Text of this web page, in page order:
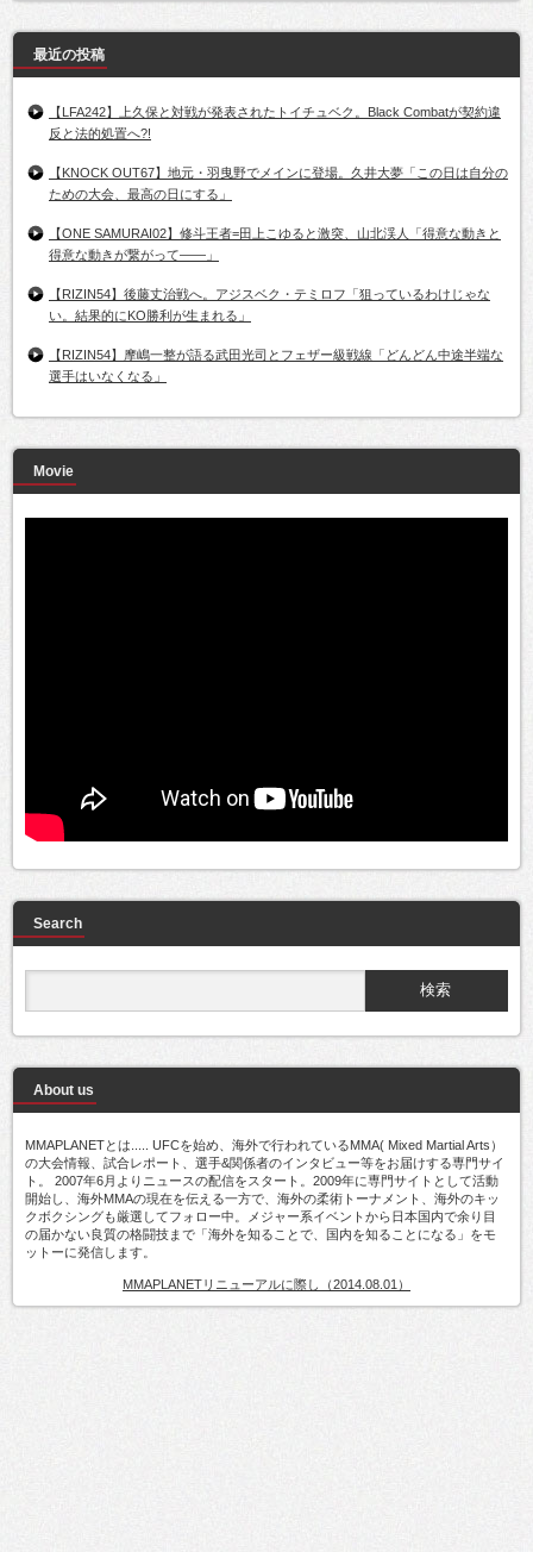
最近の投稿
【LFA242】上久保と対戦が発表されたトイチュベク。Black Combatが契約違
反と法的処置へ?!
【KNOCK OUT67】地元・羽曳野でメインに登場。久井大夢「この日は自分の
ための大会、最高の日にする」
【ONE SAMURAI02】修斗王者=田上こゆると激突、山北渓人「得意な動きと
得意な動きが繋がって――」
【RIZIN54】後藤丈治戦へ。アジスベク・テミロフ「狙っているわけじゃな
い。結果的にKO勝利が生まれる」
【RIZIN54】摩嶋一整が語る武田光司とフェザー級戦線「どんどん中途半端な
選手はいなくなる」
Movie
Search
About us
MMAPLANETとは..... UFCを始め、海外で行われているMMA( Mixed Martial Arts）
の大会情報、試合レポート、選手&関係者のインタビュー等をお届けする専門サイ
ト。 2007年6月よりニュースの配信をスタート。2009年に専門サイトとして活動
開始し、海外MMAの現在を伝える一方で、海外の柔術トーナメント、海外のキッ
クボクシングも厳選してフォロー中。メジャー系イベントから日本国内で余り目
の届かない良質の格闘技まで「海外を知ることで、国内を知ることになる」をモ
ットーに発信します。
MMAPLANETリニューアルに際し（2014.08.01）